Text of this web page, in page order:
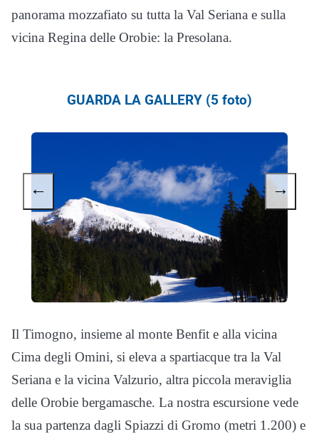
panorama mozzafiato su tutta la Val Seriana e sulla
vicina Regina delle Orobie: la Presolana.
GUARDA LA GALLERY (5 foto)
← →
Il Timogno, insieme al monte Benfit e alla vicina
Cima degli Omini, si eleva a spartiacque tra la Val
Seriana e la vicina Valzurio, altra piccola meraviglia
delle Orobie bergamasche. La nostra escursione vede
la sua partenza dagli Spiazzi di Gromo (metri 1.200) e